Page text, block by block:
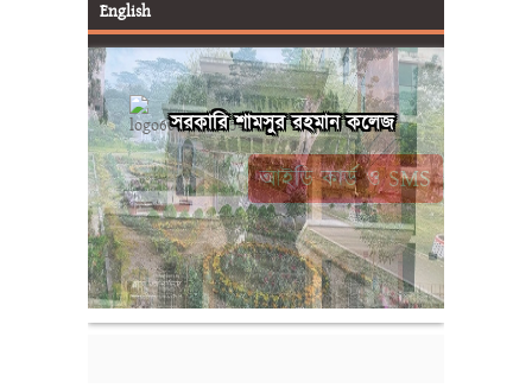
English
সরকারি শামসুর রহমান কলেজ
আইডি কার্ড ও SMS